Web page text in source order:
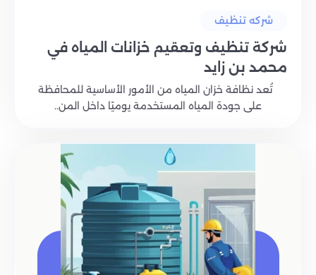
شركه تنظيف
شركة تنظيف وتعقيم خزانات المياه في
محمد بن زايد
تُعد نظافة خزان المياه من الأمور الأساسية للمحافظة
على جودة المياه المستخدمة يوميًا داخل المن..